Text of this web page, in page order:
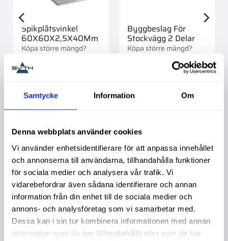
Samtycke Information Om
Denna webbplats använder cookies
Vi använder enhetsidentifierare för att anpassa innehållet
och annonserna till användarna, tillhandahålla funktioner
för sociala medier och analysera vår trafik. Vi
vidarebefordrar även sådana identifierare och annan
information från din enhet till de sociala medier och
annons- och analysföretag som vi samarbetar med.
Dessa kan i sin tur kombinera informationen med annan
information som du har tillhandahållit eller som de har
Spikplåtsvinkel
60X60X2,5X40Mm
Köpa större mängd?
Förpackad om
1/100/9000 st.
Byggbeslag För
Stockvägg 2 Delar
Köpa större mängd?
Förpackad om 1/50 st.
Liknande produkter